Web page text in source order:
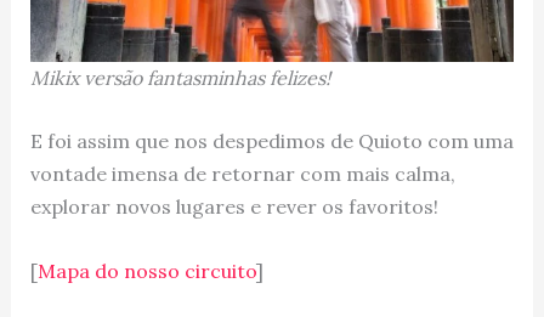
Mikix versão fantasminhas felizes!
E foi assim que nos despedimos de Quioto com uma
vontade imensa de retornar com mais calma,
explorar novos lugares e rever os favoritos!
[Mapa do nosso circuito]